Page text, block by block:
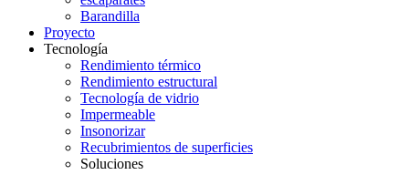
Barandilla
Proyecto
Tecnología
Rendimiento térmico
Rendimiento estructural
Tecnología de vidrio
Impermeable
Insonorizar
Recubrimientos de superficies
Soluciones